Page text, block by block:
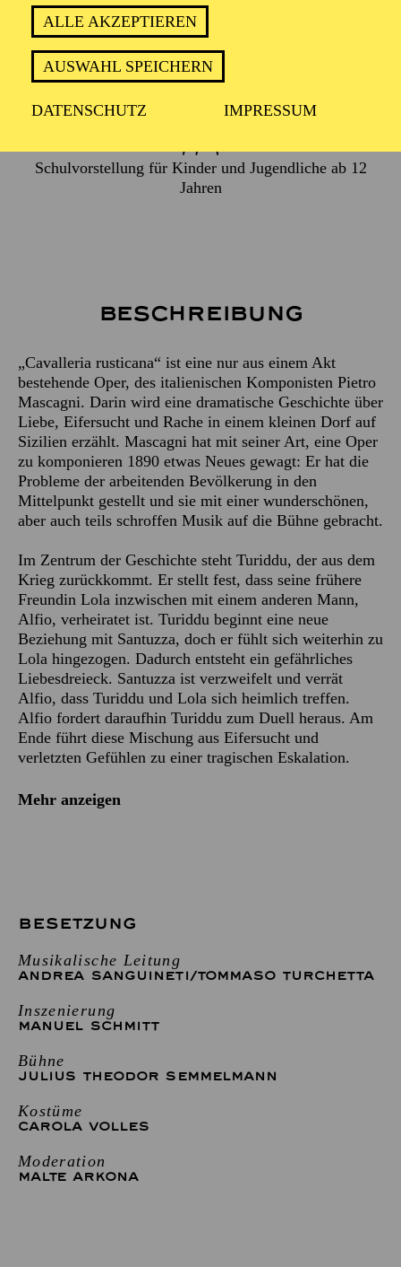
ALLE AKZEPTIEREN
AUSWAHL SPEICHERN
DATENSCHUTZ IMPRESSUM
PREMIERE
16. März 2027
Schulvorstellung für Kinder und Jugendliche ab 12
Jahren
Beschreibung
„Cavalleria rusticana“ ist eine nur aus einem Akt
bestehende Oper, des italienischen Komponisten Pietro
Mascagni. Darin wird eine dramatische Geschichte über
Liebe, Eifersucht und Rache in einem kleinen Dorf auf
Sizilien erzählt. Mascagni hat mit seiner Art, eine Oper
zu komponieren 1890 etwas Neues gewagt: Er hat die
Probleme der arbeitenden Bevölkerung in den
Mittelpunkt gestellt und sie mit einer wunderschönen,
aber auch teils schroffen Musik auf die Bühne gebracht.
Im Zentrum der Geschichte steht Turiddu, der aus dem
Krieg zurückkommt. Er stellt fest, dass seine frühere
Freundin Lola inzwischen mit einem anderen Mann,
Alfio, verheiratet ist. Turiddu beginnt eine neue
Beziehung mit Santuzza, doch er fühlt sich weiterhin zu
Lola hingezogen. Dadurch entsteht ein gefährliches
Liebesdreieck. Santuzza ist verzweifelt und verrät
Alfio, dass Turiddu und Lola sich heimlich treffen.
Alfio fordert daraufhin Turiddu zum Duell heraus. Am
Ende führt diese Mischung aus Eifersucht und
verletzten Gefühlen zu einer tragischen Eskalation.
Mehr anzeigen
BESETZUNG
Musikalische Leitung
ANDREA SANGUINETI/TOMMASO TURCHETTA
Inszenierung
MANUEL SCHMITT
Bühne
JULIUS THEODOR SEMMELMANN
Kostüme
CAROLA VOLLES
Moderation
MALTE ARKONA